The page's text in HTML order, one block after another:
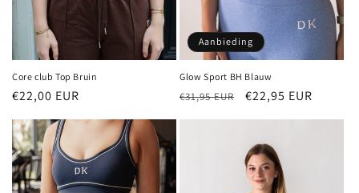
Core club Top Bruin
Normale
€22,00 EUR
Aanbieding
Glow Sport BH Blauw
Normale
€31,95 EUR Aanbiedingsprijs
€22,95 EUR